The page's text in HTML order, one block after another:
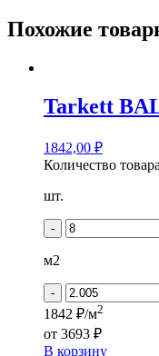
Похожие
Tarkett
1842,00 ₽
Количество
шт.
-
м2
-
1842 ₽/м2
от 3693 ₽
В корзину